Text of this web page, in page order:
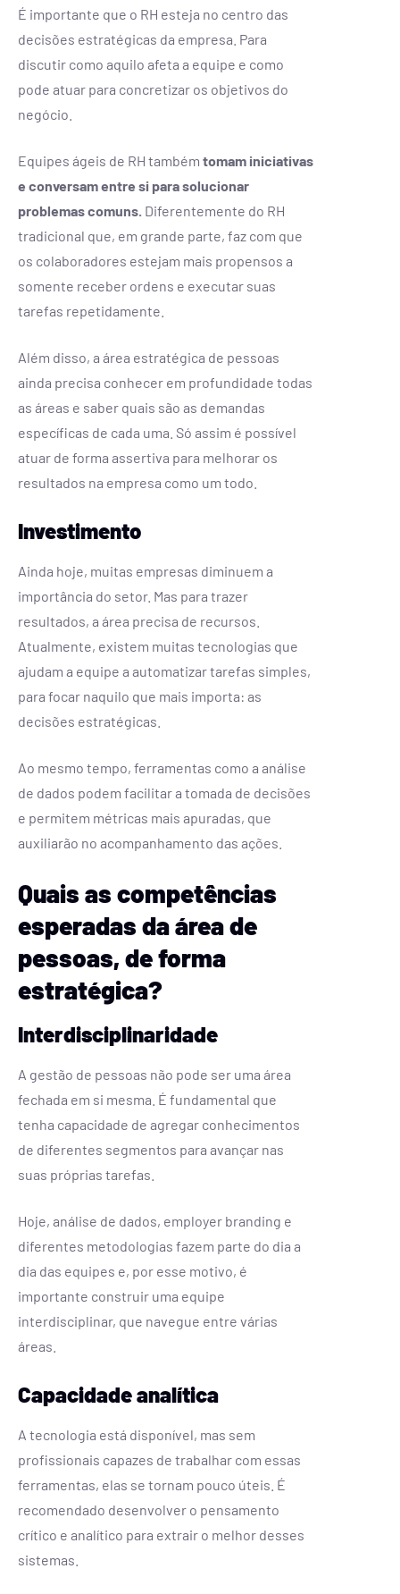
É importante que o RH esteja no centro das
decisões estratégicas da empresa. Para
discutir como aquilo afeta a equipe e como
pode atuar para concretizar os objetivos do
negócio.
Equipes ágeis de RH também tomam iniciativas
e conversam entre si para solucionar
problemas comuns. Diferentemente do RH
tradicional que, em grande parte, faz com que
os colaboradores estejam mais propensos a
somente receber ordens e executar suas
tarefas repetidamente.
Além disso, a área estratégica de pessoas
ainda precisa conhecer em profundidade todas
as áreas e saber quais são as demandas
específicas de cada uma. Só assim é possível
atuar de forma assertiva para melhorar os
resultados na empresa como um todo.
Investimento
Ainda hoje, muitas empresas diminuem a
importância do setor. Mas para trazer
resultados, a área precisa de recursos.
Atualmente, existem muitas tecnologias que
ajudam a equipe a automatizar tarefas simples,
para focar naquilo que mais importa: as
decisões estratégicas.
Ao mesmo tempo, ferramentas como a análise
de dados podem facilitar a tomada de decisões
e permitem métricas mais apuradas, que
auxiliarão no acompanhamento das ações.
Quais as competências
esperadas da área de
pessoas, de forma
estratégica?
Interdisciplinaridade
A gestão de pessoas não pode ser uma área
fechada em si mesma. É fundamental que
tenha capacidade de agregar conhecimentos
de diferentes segmentos para avançar nas
suas próprias tarefas.
Hoje, análise de dados, employer branding e
diferentes metodologias fazem parte do dia a
dia das equipes e, por esse motivo, é
importante construir uma equipe
interdisciplinar, que navegue entre várias
áreas.
Capacidade analítica
A tecnologia está disponível, mas sem
profissionais capazes de trabalhar com essas
ferramentas, elas se tornam pouco úteis. É
recomendado desenvolver o pensamento
crítico e analítico para extrair o melhor desses
sistemas.